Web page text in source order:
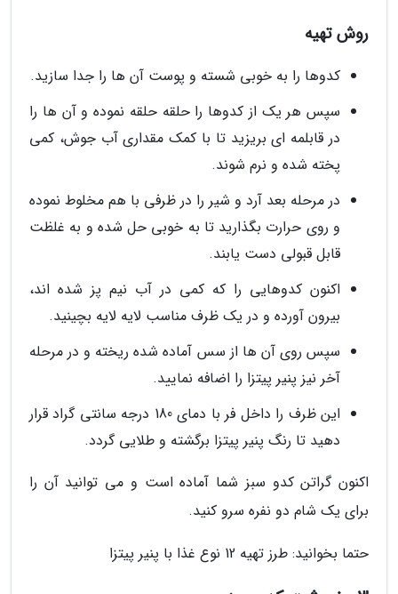
روش تهیه
کدوها را به خوبی شسته و پوست آن ها را جدا سازید.
سپس هر یک از کدوها را حلقه حلقه نموده و آن ها را
در قابلمه ای بریزید تا با کمک مقداری آب جوش، کمی
پخته شده و نرم شوند.
در مرحله بعد آرد و شیر را در ظرفی با هم مخلوط نموده
و روی حرارت بگذارید تا به خوبی حل شده و به غلظت
قابل قبولی دست یابند.
اکنون کدوهایی را که کمی در آب نیم پز شده اند،
بیرون آورده و در یک ظرف مناسب لایه لایه بچینید.
سپس روی آن ها از سس آماده شده ریخته و در مرحله
آخر نیز پنیر پیتزا را اضافه نمایید.
این ظرف را داخل فر با دمای 180 درجه سانتی گراد قرار
دهید تا رنگ پنیر پیتزا برگشته و طلایی گردد.
اکنون گراتن کدو سبز شما آماده است و می توانید آن را
برای یک شام دو نفره سرو کنید.
حتما بخوانید: طرز تهیه 12 نوع غذا با پنیر پیتزا